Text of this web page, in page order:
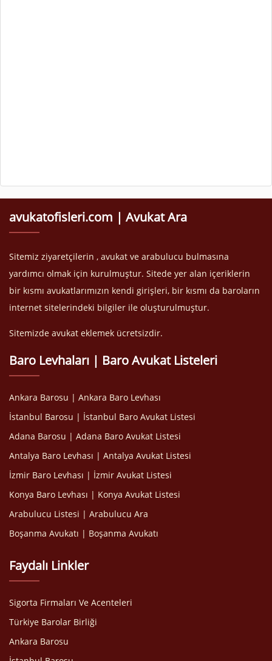
avukatofisleri.com | Avukat Ara
Sitemiz ziyaretçilerin , avukat ve arabulucu bulmasına
yardımcı olmak için kurulmuştur. Sitede yer alan içeriklerin
bir kısmı avukatlarımızın kendi girişleri, bir kısmı da baroların
internet sitelerindeki bilgiler ile oluşturulmuştur.
Sitemizde avukat eklemek ücretsizdir.
Baro Levhaları | Baro Avukat Listeleri
Ankara Barosu | Ankara Baro Levhası
İstanbul Barosu | İstanbul Baro Avukat Listesi
Adana Barosu | Adana Baro Avukat Listesi
Antalya Baro Levhası | Antalya Avukat Listesi
İzmir Baro Levhası | İzmir Avukat Listesi
Konya Baro Levhası | Konya Avukat Listesi
Arabulucu Listesi | Arabulucu Ara
Boşanma Avukatı | Boşanma Avukatı
Faydalı Linkler
Sigorta Firmaları Ve Acenteleri
Türkiye Barolar Birliği
Ankara Barosu